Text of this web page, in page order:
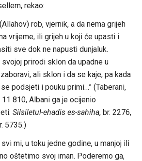
rekao:
rob, vjernik, a da nema grijeh
vrijeme, ili grijeh u koji će upasti i
sve dok ne napusti dunjaluk.
prirodi sklon da upadne u
ali sklon i da se kaje, pa kada
podsjeti i pouku primi…” (Taberani,
810, Albani ga je ocijenio
Silsiletul-ehadis es-sahiha, br. 2276,
5735.)
mi, u toku jedne godine, u manjoj ili
oštetimo svoj iman. Poderemo ga,